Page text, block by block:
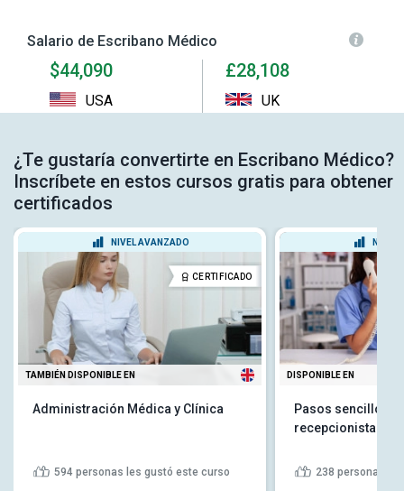
Salario de Escribano Médico
$44,090
USA
£28,108
UK
¿Te gustaría convertirte en Escribano Médico?
Inscríbete en estos cursos gratis para obtener
certificados
NIVEL AVANZADO
CERTIFICADO
TAMBIÉN DISPONIBLE EN
Administración Médica y Clínica
594 personas les gustó este curso
NIVEL
DISPONIBLE EN
Pasos sencillos
recepcionista
238 personas